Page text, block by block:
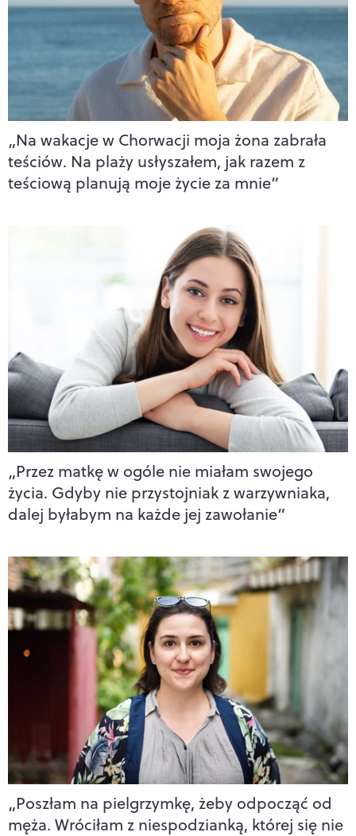
„Na wakacje w Chorwacji moja żona zabrała
teściów. Na plaży usłyszałem, jak razem z
teściową planują moje życie za mnie”
„Przez matkę w ogóle nie miałam swojego
życia. Gdyby nie przystojniak z warzywniaka,
dalej byłabym na każde jej zawołanie”
„Poszłam na pielgrzymkę, żeby odpocząć od
męża. Wróciłam z niespodzianką, której się nie